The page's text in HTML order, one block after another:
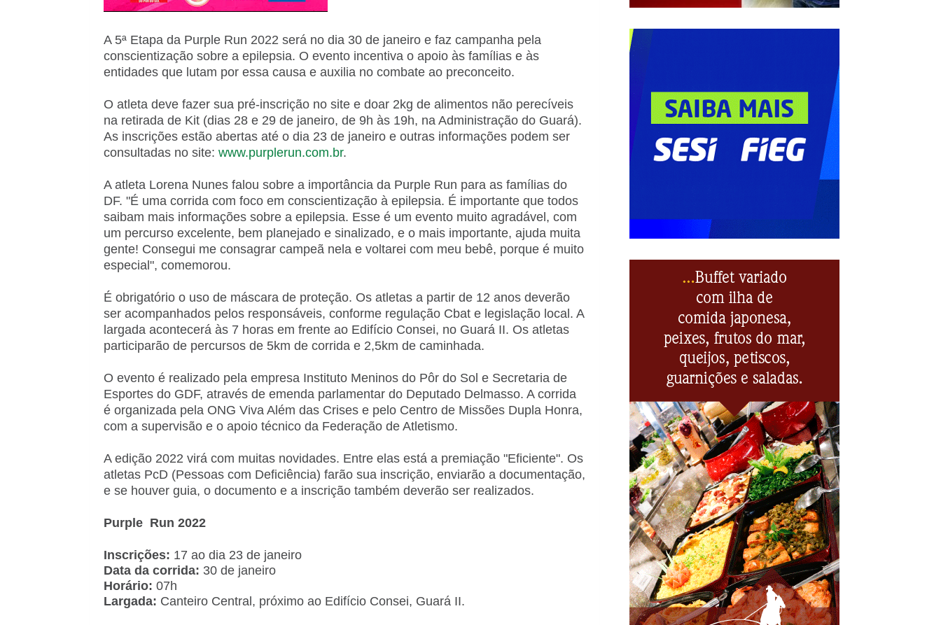
A 5ª Etapa da Purple Run 2022 será no dia 30 de janeiro e faz campanha pela
conscientização sobre a epilepsia. O evento incentiva o apoio às famílias e às
entidades que lutam por essa causa e auxilia no combate ao preconceito.
O atleta deve fazer sua pré-inscrição no site e doar 2kg de alimentos não perecíveis
na retirada de Kit (dias 28 e 29 de janeiro, de 9h às 19h, na Administração do Guará).
As inscrições estão abertas até o dia 23 de janeiro e outras informações podem ser
consultadas no site: www.purplerun.com.br.
A atleta Lorena Nunes falou sobre a importância da Purple Run para as famílias do
DF. "É uma corrida com foco em conscientização à epilepsia. É importante que todos
saibam mais informações sobre a epilepsia. Esse é um evento muito agradável, com
um percurso excelente, bem planejado e sinalizado, e o mais importante, ajuda muita
gente! Consegui me consagrar campeã nela e voltarei com meu bebê, porque é muito
especial", comemorou.
É obrigatório o uso de máscara de proteção. Os atletas a partir de 12 anos deverão
ser acompanhados pelos responsáveis, conforme regulação Cbat e legislação local. A
largada acontecerá às 7 horas em frente ao Edifício Consei, no Guará II. Os atletas
participarão de percursos de 5km de corrida e 2,5km de caminhada.
O evento é realizado pela empresa Instituto Meninos do Pôr do Sol e Secretaria de
Esportes do GDF, através de emenda parlamentar do Deputado Delmasso. A corrida
é organizada pela ONG Viva Além das Crises e pelo Centro de Missões Dupla Honra,
com a supervisão e o apoio técnico da Federação de Atletismo.
A edição 2022 virá com muitas novidades. Entre elas está a premiação "Eficiente". Os
atletas PcD (Pessoas com Deficiência) farão sua inscrição, enviarão a documentação,
e se houver guia, o documento e a inscrição também deverão ser realizados.
Purple Run 2022
Inscrições: 17 ao dia 23 de janeiro
Data da corrida: 30 de janeiro
Horário: 07h
Largada: Canteiro Central, próximo ao Edifício Consei, Guará II.